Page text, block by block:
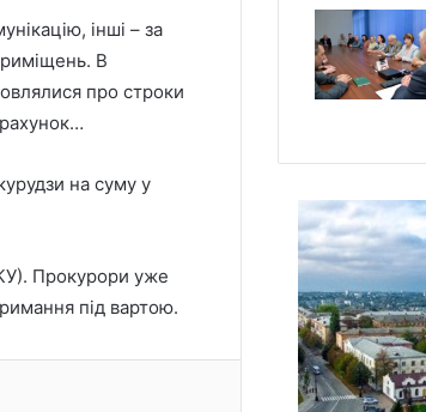
інші – за
В
про строки
на суму у
Прокурори уже
під вартою.